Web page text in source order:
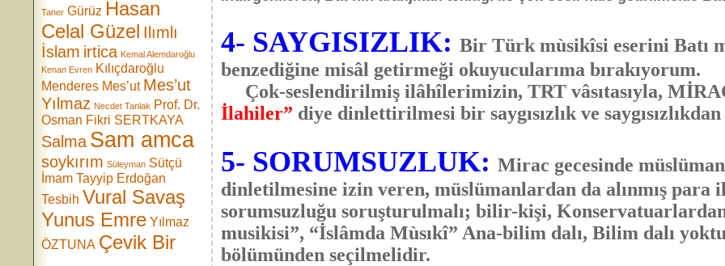
Taner Gürüz Hasan
Celal Güzel Ilımlı
İslam irtica Kemal Alemdaroğlu
Kenan Evren Kılıçdaroğlu
Menderes Mes’ut Mes’ut
Yılmaz Necdet Tanlak Prof. Dr.
Osman Fikri SERTKAYA
Salma Sam amca
soykırım Süleyman Sütçü
İmam Tayyip Erdoğan
Tesbih Vural Savaş
Yunus Emre Yılmaz
ÖZTUNA Çevik Bir
4- SAYGISIZLIK: Bir Türk mùsikîsi eserini Batı
benzediğine misâl getirmeği okuyucularıma bırakıyorum.
Çok-seslendirilmiş ilâhîlerimizin, TRT vâsıtasıyla,
İlahiler” diye dinlettirilmesi bir saygısızlık ve
5- SORUMSUZLUK: Mirac gecesinde
dinletilmesine izin veren, müslümanlardan da alınmış
sorumsuzluğu soruşturulmalı; bilir-kişi,
musikisi”, “İslâmda Mùsıkî” Ana-bilim dalı, Bilim dalı
bölümünden seçilmelidir.